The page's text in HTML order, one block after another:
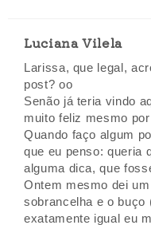
Luciana Vilela
Larissa, que legal,
post? oo
Senão já teria vindo
muito feliz mesmo
Quando faço algum
que eu penso: queria
alguma dica, que
Ontem mesmo dei
sobrancelha e o buço
exatamente igual eu